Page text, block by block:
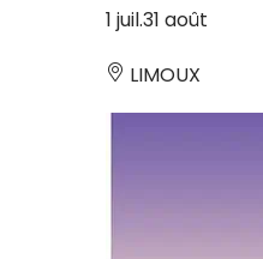
1 juil.31 août
LIMOUX